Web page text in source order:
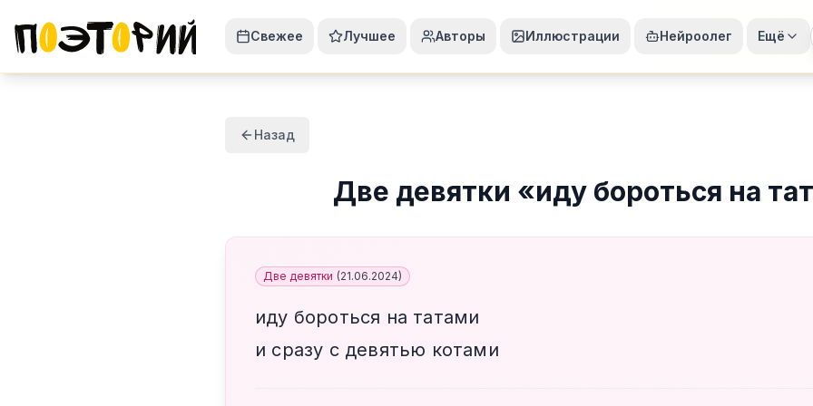
Свежее Лучшее Авторы Иллюстрации Нейроолег Ещё
Назад
Две девятки «иду бороться на
Две девятки (21.06.2024)
иду бороться на татами
и сразу с девятью котами